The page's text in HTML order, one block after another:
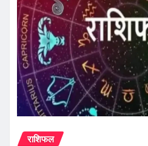
राशिफल